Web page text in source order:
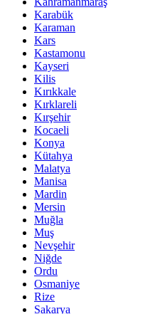
Karabük
Karaman
Kars
Kastamonu
Kayseri
Kilis
Kırıkkale
Kırklareli
Kırşehir
Kocaeli
Konya
Kütahya
Malatya
Manisa
Mardin
Mersin
Muğla
Muş
Nevşehir
Niğde
Ordu
Osmaniye
Rize
Sakarya